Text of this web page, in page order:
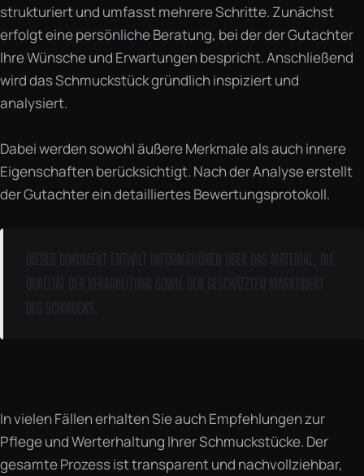
strukturiert und umfasst mehrere Schritte. Zunächst
erfolgt eine persönliche Beratung, bei der der Gutachter
Ihre Wünsche und Erwartungen bespricht. Anschließend
wird das Schmuckstück gründlich inspiziert und
analysiert.
Dabei werden sowohl äußere Merkmale als auch innere
Eigenschaften berücksichtigt. Nach der Analyse erstellt
der Gutachter ein detailliertes Bewertungsprotokoll.
In vielen Fällen erhalten Sie auch Empfehlungen zur
Pflege und Werterhaltung Ihrer Schmuckstücke. Der
gesamte Prozess ist transparent und nachvollziehbar,